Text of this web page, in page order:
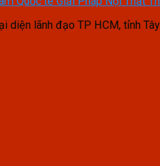
diện lãnh đạo TP HCM, tỉnh